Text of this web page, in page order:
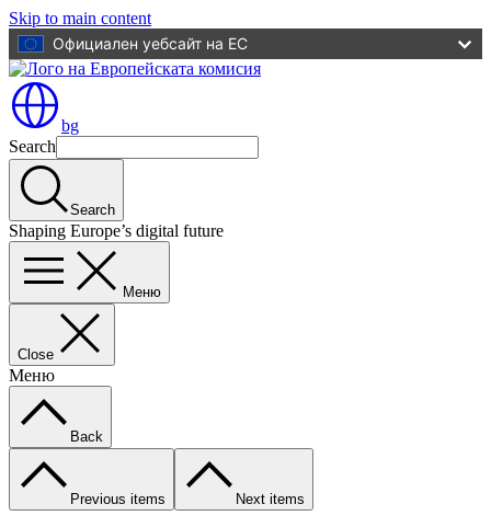
Skip to main content
Официален уебсайт на ЕС
bg
Search
Search
Shaping Europe’s digital future
Меню
Close
Меню
Back
Previous items Next items